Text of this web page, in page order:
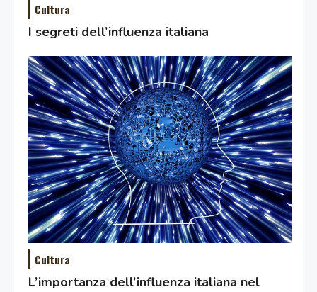
Cultura
I segreti dell’influenza italiana
Cultura
L’importanza dell’influenza italiana nel